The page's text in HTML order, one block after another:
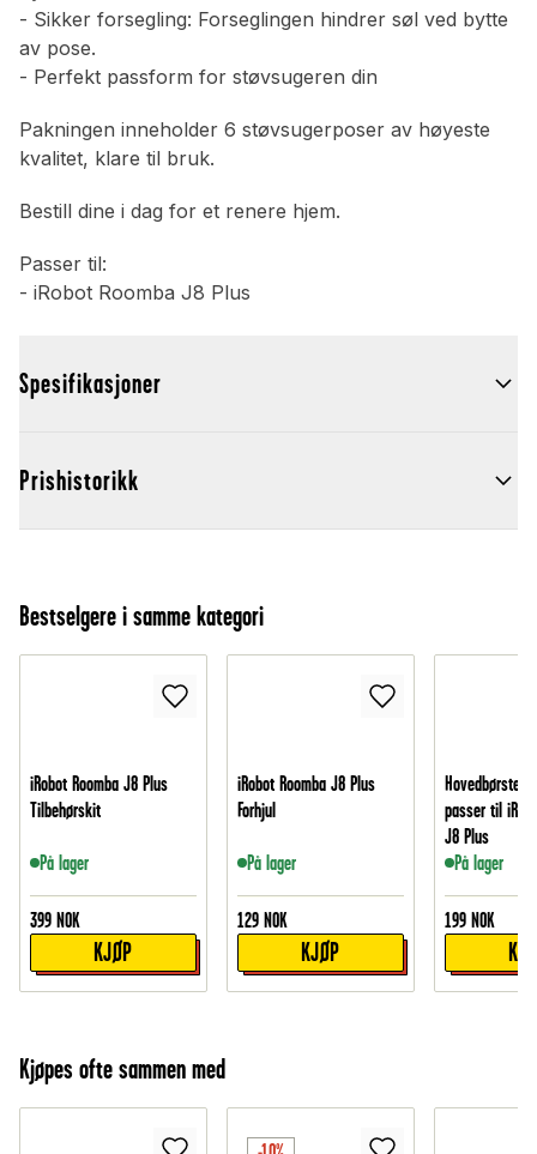
- Sikker forsegling: Forseglingen hindrer søl ved bytte
av pose.
- Perfekt passform for støvsugeren din
Pakningen inneholder 6 støvsugerposer av høyeste
kvalitet, klare til bruk.
Bestill dine i dag for et renere hjem.
Passer til:
- iRobot Roomba J8 Plus
Spesifikasjoner
Prishistorikk
Bestselgere i samme kategori
iRobot Roomba J8 Plus
Tilbehørskit
På lager
399 NOK
KJØP
iRobot Roomba J8 Plus
Forhjul
På lager
129 NOK
KJØP
Hovedbørste i
passer til
J8 Plus
På lager
199 NOK
Kjøpes ofte sammen med